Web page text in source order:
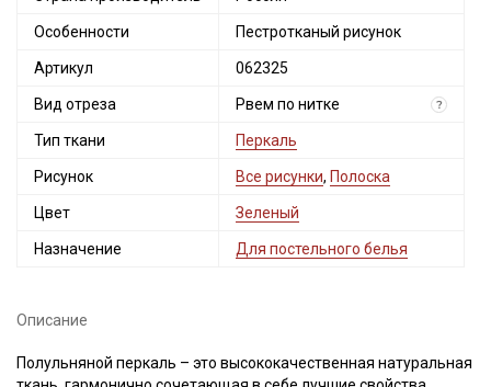
Особенности Пестротканый рисунок
Артикул 062325
Вид отреза Рвем по нитке ?
Тип ткани Перкаль
Рисунок Все рисунки, Полоска
Цвет Зеленый
Назначение Для постельного белья
Описание
Полульняной перкаль – это высококачественная натуральная